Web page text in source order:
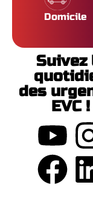
Domicile
Suivez
des
EVC !